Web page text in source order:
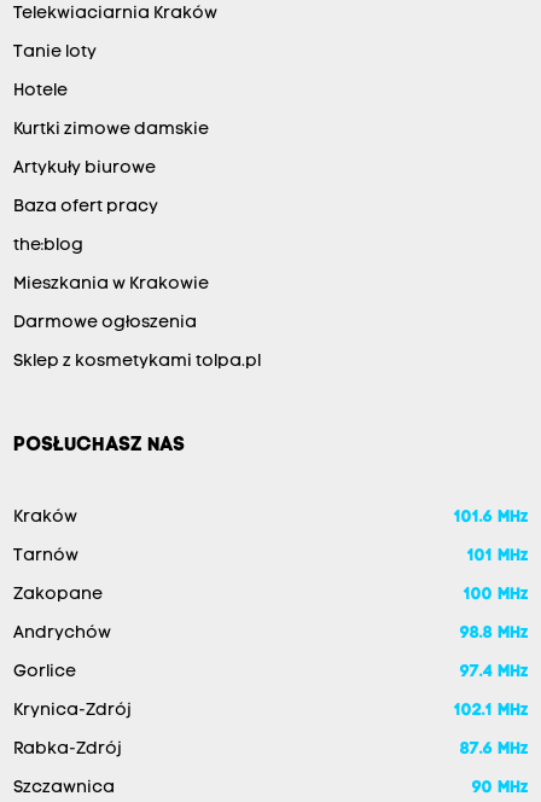
Telekwiaciarnia Kraków
Tanie loty
Hotele
Kurtki zimowe damskie
Artykuły biurowe
Baza ofert pracy
the:blog
Mieszkania w Krakowie
Darmowe ogłoszenia
Sklep z kosmetykami tolpa.pl
POSŁUCHASZ NAS
Kraków 101.6 MHz
Tarnów 101 MHz
Zakopane 100 MHz
Andrychów 98.8 MHz
Gorlice 97.4 MHz
Krynica-Zdrój 102.1 MHz
Rabka-Zdrój 87.6 MHz
Szczawnica 90 MHz